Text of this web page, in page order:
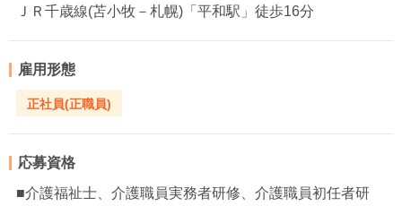
ＪＲ千歳線(苫小牧－札幌)「平和駅」徒歩16分
雇用形態
正社員(正職員)
応募資格
■介護福祉士、介護職員実務者研修、介護職員初任者研